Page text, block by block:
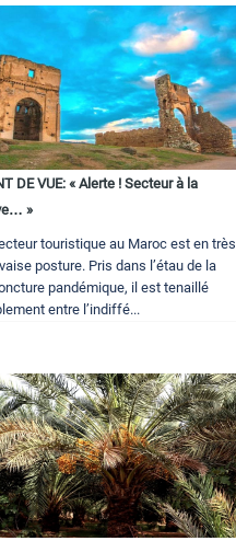
DE VUE: « Alerte ! Secteur à la
»
touristique au Maroc est en très
posture. Pris dans l’étau de la
pandémique, il est tenaillé
entre l’indiffé...